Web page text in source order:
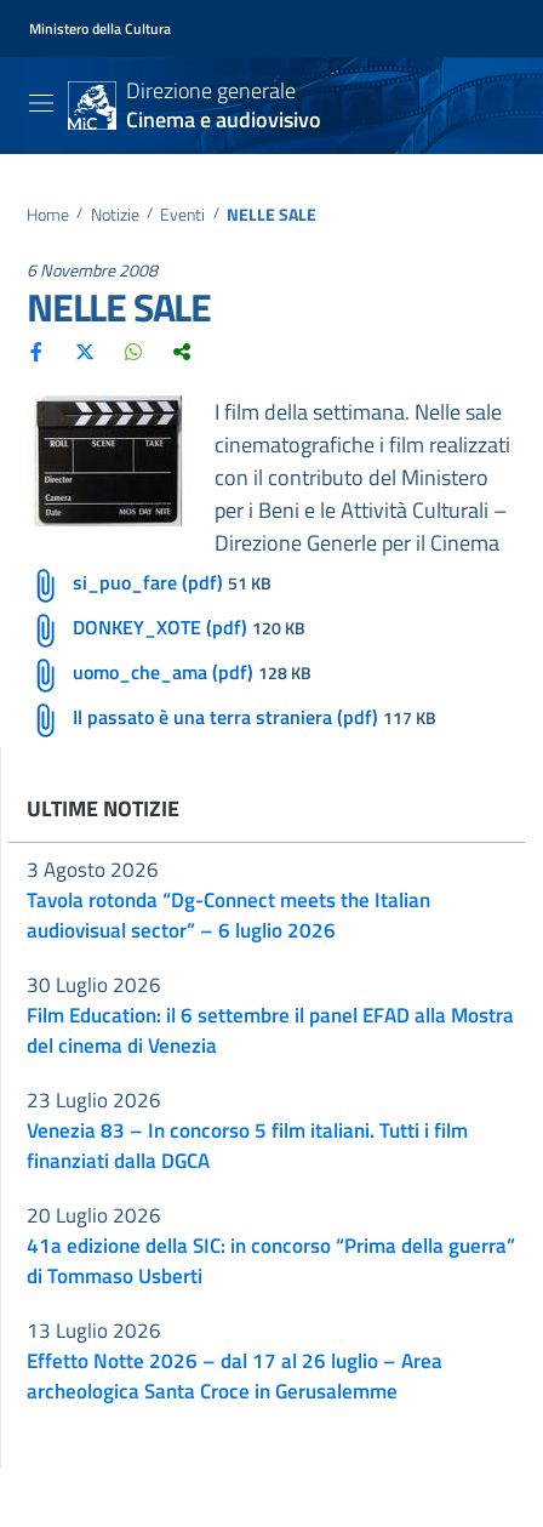
Ministero della Cultura
Direzione generale
Cinema e audiovisivo
Home / Notizie / Eventi / NELLE SALE
6 Novembre 2008
NELLE SALE
I film della settimana. Nelle sale
cinematografiche i film realizzati
con il contributo del Ministero
per i Beni e le Attività Culturali –
Direzione Generle per il Cinema
si_puo_fare (pdf) 51 KB
DONKEY_XOTE (pdf) 120 KB
uomo_che_ama (pdf) 128 KB
Il passato è una terra straniera (pdf) 117 KB
ULTIME NOTIZIE
Tavola rotonda “Dg-Connect meets the Italian
audiovisual sector” – 6 luglio 2026
3 Agosto 2026
Film Education: il 6 settembre il panel EFAD alla Mostra
del cinema di Venezia
30 Luglio 2026
Venezia 83 – In concorso 5 film italiani. Tutti i film
finanziati dalla DGCA
23 Luglio 2026
41a edizione della SIC: in concorso “Prima della guerra”
di Tommaso Usberti
20 Luglio 2026
Effetto Notte 2026 – dal 17 al 26 luglio – Area
archeologica Santa Croce in Gerusalemme
13 Luglio 2026